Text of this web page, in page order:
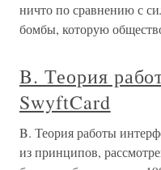
ничто по сравнению с
бомбы, которую
B. Теория
SwyftCard
B. Теория работы
из принципов,